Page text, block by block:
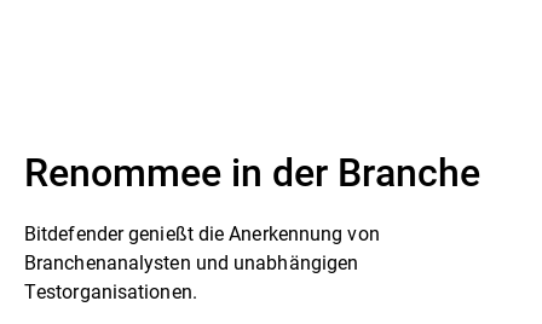
Renommee in der Branche
Bitdefender genießt die Anerkennung von
Branchenanalysten und unabhängigen
Testorganisationen.